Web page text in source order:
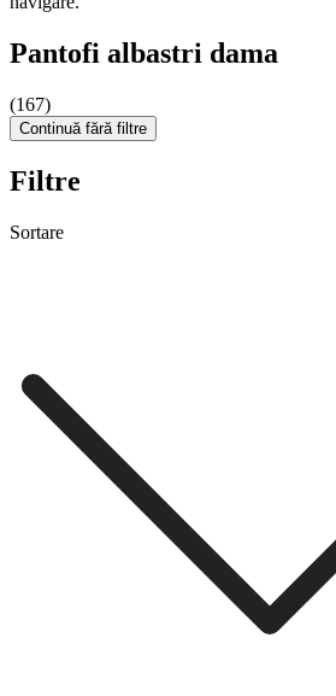
Pantofi albastri dama
(167)
Continuă fără filtre
Filtre
Sortare